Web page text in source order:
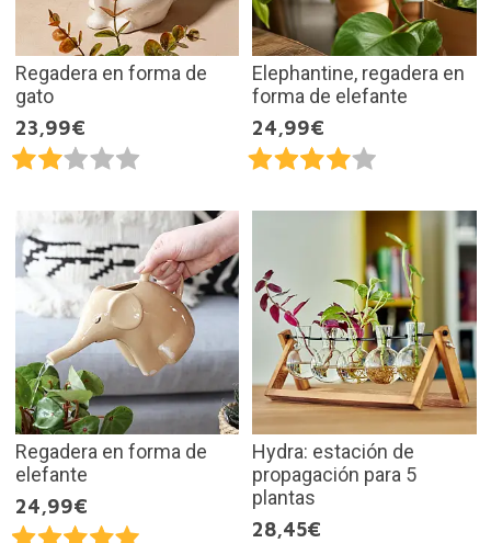
Regadera en forma de
gato
23,99€
Elephantine, regadera en
forma de elefante
24,99€
Regadera en forma de
elefante
24,99€
Hydra: estación de
propagación para 5
plantas
28,45€